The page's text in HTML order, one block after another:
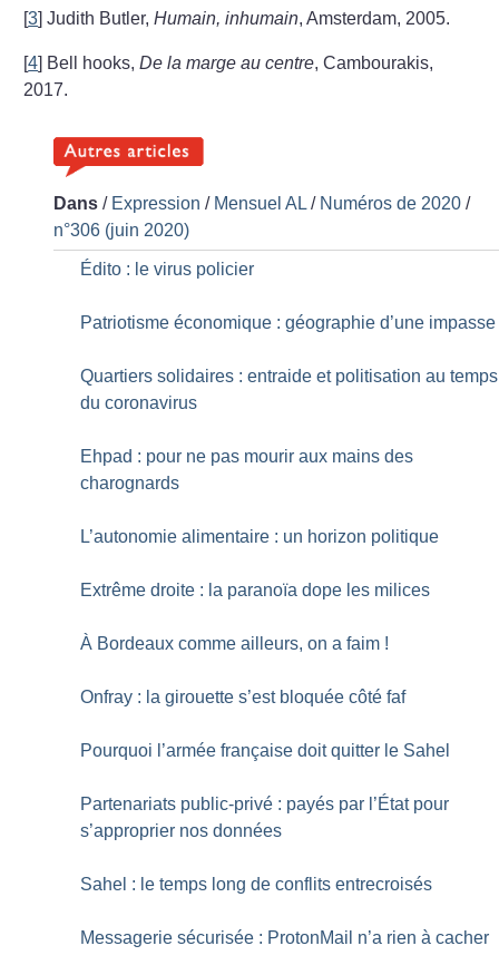
[3]Judith Butler,Humain, inhumain, Amsterdam, 2005.
[4] Bell hooks,De la marge au centre, Cambourakis,
2017.
Dans / Expression / Mensuel AL / Numéros de 2020 /
n°306 (juin 2020)
Édito : le virus policier
Patriotisme économique : géographie d’une impasse
Quartiers solidaires : entraide et politisation au temps
du coronavirus
Ehpad : pour ne pas mourir aux mains des
charognards
L’autonomie alimentaire : un horizon politique
Extrême droite : la paranoïa dope les milices
À Bordeaux comme ailleurs, on a faim !
Onfray : la girouette s’est bloquée côté faf
Pourquoi l’armée française doit quitter le Sahel
Partenariats public-privé : payés par l’État pour
s’approprier nos données
Sahel : le temps long de conflits entrecroisés
Messagerie sécurisée : ProtonMail n’a rien à cacher